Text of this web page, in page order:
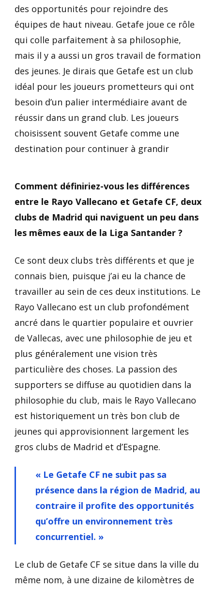
des opportunités pour rejoindre des
équipes de haut niveau. Getafe joue ce rôle
qui colle parfaitement à sa philosophie,
mais il y a aussi un gros travail de formation
des jeunes. Je dirais que Getafe est un club
idéal pour les joueurs prometteurs qui ont
besoin d’un palier intermédiaire avant de
réussir dans un grand club. Les joueurs
choisissent souvent Getafe comme une
destination pour continuer à grandir
Comment définiriez-vous les différences
entre le Rayo Vallecano et Getafe CF, deux
clubs de Madrid qui naviguent un peu dans
les mêmes eaux de la Liga Santander ?
Ce sont deux clubs très différents et que je
connais bien, puisque j’ai eu la chance de
travailler au sein de ces deux institutions. Le
Rayo Vallecano est un club profondément
ancré dans le quartier populaire et ouvrier
de Vallecas, avec une philosophie de jeu et
plus généralement une vision très
particulière des choses. La passion des
supporters se diffuse au quotidien dans la
philosophie du club, mais le Rayo Vallecano
est historiquement un très bon club de
jeunes qui approvisionnent largement les
gros clubs de Madrid et d’Espagne.
« Le Getafe CF ne subit pas sa
présence dans la région de Madrid, au
contraire il profite des opportunités
qu’offre un environnement très
concurrentiel. »
Le club de Getafe CF se situe dans la ville du
même nom, à une dizaine de kilomètres de